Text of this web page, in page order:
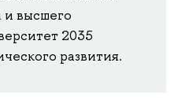
высшего
2035
развития.